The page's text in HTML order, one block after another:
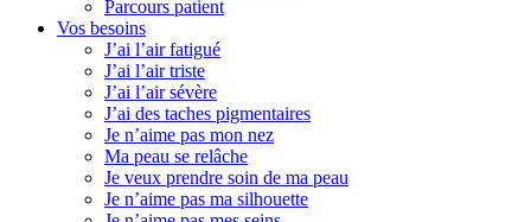
Parcours patient
Vos besoins
J’ai l’air fatigué
J’ai l’air triste
J’ai l’air sévère
J’ai des taches pigmentaires
Je n’aime pas mon nez
Ma peau se relâche
Je veux prendre soin de ma peau
Je n’aime pas ma silhouette